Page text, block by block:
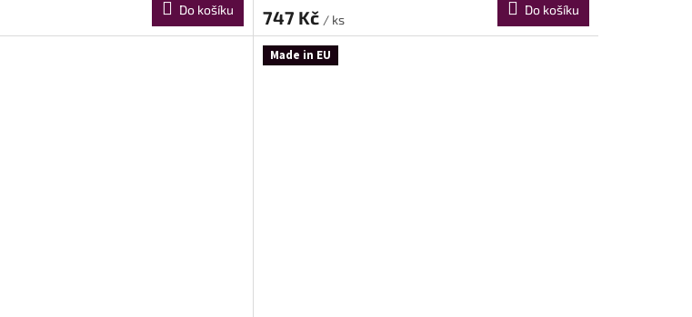
Do košíku 747 Kč / ks
Do košíku
Made in EU